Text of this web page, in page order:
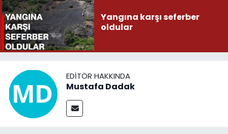
Yangına karşı seferber
oldular
EDITÖR HAKKINDA
Mustafa Dadak